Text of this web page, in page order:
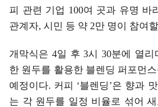
피 관련 기업 100여 곳과 유명 바
관계자, 시민 등 약 2만 명이 참여
개막식은 4일 후3시 30분에 열리
한 원두를 활용한 블렌딩 퍼포먼
예정이다. 커피 ‘블렌딩’은 향과
는 각 원두를 일정 비율로 섞어